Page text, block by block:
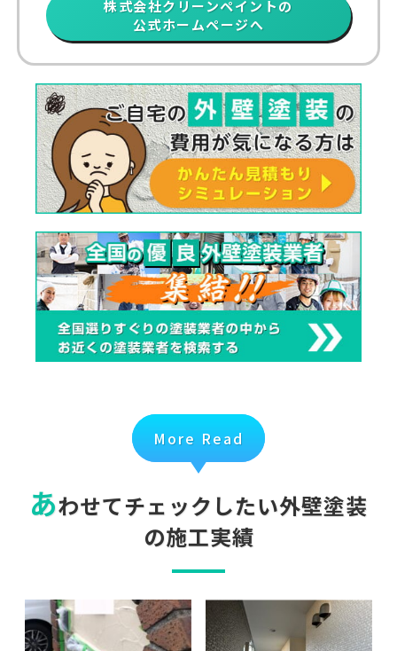
株式会社クリーンペイントの
公式ホームページへ
More Read
あわせてチェックしたい外壁塗装
の施工実績